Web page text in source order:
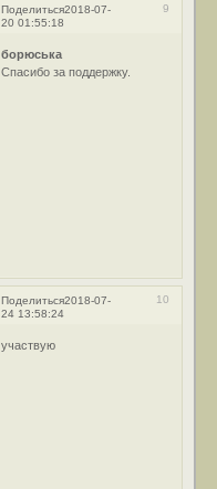
Поделиться 9
2018-07-
20 01:55:18
борюська
Спасибо за поддержку.
Поделиться 10
2018-07-
24 13:58:24
участвую